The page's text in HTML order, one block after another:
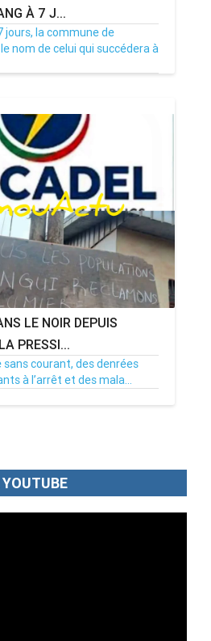
À 7 J...
la commune de
nom de celui qui succédera à
LE NOIR DEPUIS
PRESSI...
sans courant, des denrées
à l’arrêt et des mala...
MenouActu 0